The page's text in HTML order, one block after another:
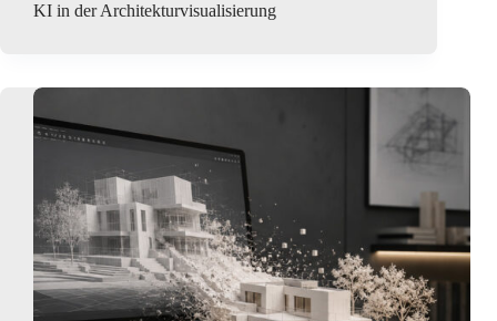
KI in der Architekturvisualisierung